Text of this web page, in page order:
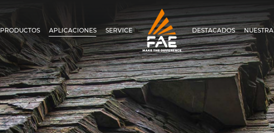
PRODUCTOS APLICACIONES SERVICE DESTACADOS